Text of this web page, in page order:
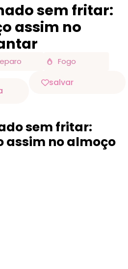
sem fritar:
assim no
Fogo
salvar
sem fritar:
assim no almoço